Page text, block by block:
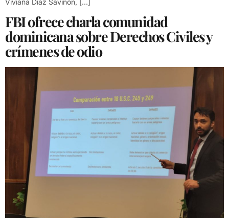
FBI ofrece charla comunidad
dominicana sobre Derechos Civiles y
crímenes de odio